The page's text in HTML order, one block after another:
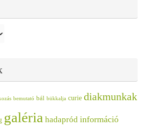
bemutató bál bükkalja curie diakmunkak
galéria hadapród információ